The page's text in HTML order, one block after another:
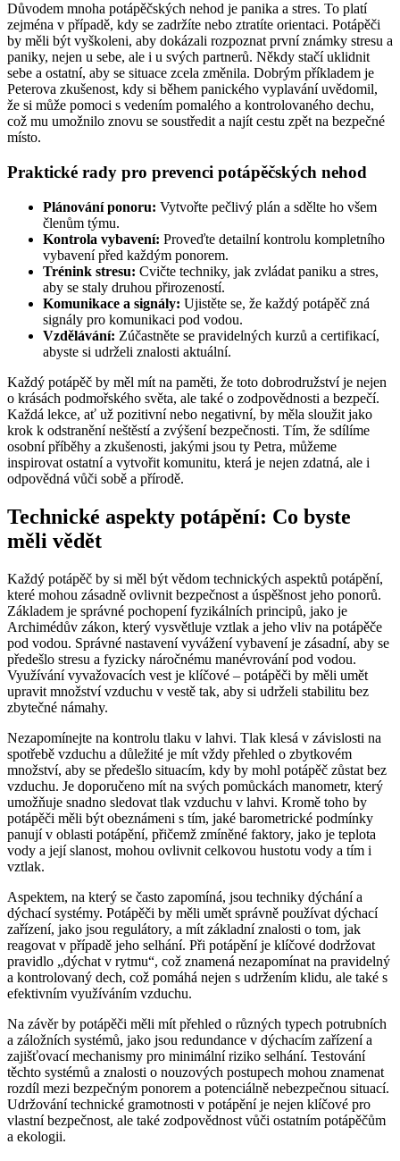
Důvodem mnoha potápěčských nehod je panika a stres. To platí
zejména v případě, kdy se zadržíte nebo ztratíte orientaci. Potápěči
by měli být vyškoleni, aby dokázali rozpoznat první známky stresu a
paniky, nejen u sebe, ale i u svých partnerů. Někdy stačí uklidnit
sebe a ostatní, aby se situace zcela změnila. Dobrým příkladem je
Peterova zkušenost, kdy si během panického vyplavání uvědomil,
že si může pomoci s vedením pomalého a kontrolovaného dechu,
což mu umožnilo znovu se soustředit a najít cestu zpět na bezpečné
místo.
Praktické rady pro prevenci potápěčských nehod
Plánování ponoru: Vytvořte pečlivý plán a sdělte ho všem
členům týmu.
Kontrola vybavení: Proveďte detailní kontrolu kompletního
vybavení před každým ponorem.
Trénink stresu: Cvičte techniky, jak zvládat paniku a stres,
aby se staly druhou přirozeností.
Komunikace a signály: Ujistěte se, že každý potápěč zná
signály pro komunikaci pod vodou.
Vzdělávání: Zúčastněte se pravidelných kurzů a certifikací,
abyste si udrželi znalosti aktuální.
Každý potápěč by měl mít na paměti, že toto dobrodružství je nejen
o krásách podmořského světa, ale také o zodpovědnosti a bezpečí.
Každá lekce, ať už pozitivní nebo negativní, by měla sloužit jako
krok k odstranění neštěstí a zvýšení bezpečnosti. Tím, že sdílíme
osobní příběhy a zkušenosti, jakými jsou ty Petra, můžeme
inspirovat ostatní a vytvořit komunitu, která je nejen zdatná, ale i
odpovědná vůči sobě a přírodě.
Technické aspekty potápění: Co byste
měli vědět
Každý potápěč by si měl být vědom technických aspektů potápění,
které mohou zásadně ovlivnit bezpečnost a úspěšnost jeho ponorů.
Základem je správné pochopení fyzikálních principů, jako je
Archimédův zákon, který vysvětluje vztlak a jeho vliv na potápěče
pod vodou. Správné nastavení vyvážení vybavení je zásadní, aby se
předešlo stresu a fyzicky náročnému manévrování pod vodou.
Využívání vyvažovacích vest je klíčové – potápěči by měli umět
upravit množství vzduchu v vestě tak, aby si udrželi stabilitu bez
zbytečné námahy.
Nezapomínejte na kontrolu tlaku v lahvi. Tlak klesá v závislosti na
spotřebě vzduchu a důležité je mít vždy přehled o zbytkovém
množství, aby se předešlo situacím, kdy by mohl potápěč zůstat bez
vzduchu. Je doporučeno mít na svých pomůckách manometr, který
umožňuje snadno sledovat tlak vzduchu v lahvi. Kromě toho by
potápěči měli být obeznámeni s tím, jaké barometrické podmínky
panují v oblasti potápění, přičemž zmíněné faktory, jako je teplota
vody a její slanost, mohou ovlivnit celkovou hustotu vody a tím i
vztlak.
Aspektem, na který se často zapomíná, jsou techniky dýchání a
dýchací systémy. Potápěči by měli umět správně používat dýchací
zařízení, jako jsou regulátory, a mít základní znalosti o tom, jak
reagovat v případě jeho selhání. Při potápění je klíčové dodržovat
pravidlo „dýchat v rytmu“, což znamená nezapomínat na pravidelný
a kontrolovaný dech, což pomáhá nejen s udržením klidu, ale také s
efektivním využíváním vzduchu.
Na závěr by potápěči měli mít přehled o různých typech potrubních
a záložních systémů, jako jsou redundance v dýchacím zařízení a
zajišťovací mechanismy pro minimální riziko selhání. Testování
těchto systémů a znalosti o nouzových postupech mohou znamenat
rozdíl mezi bezpečným ponorem a potenciálně nebezpečnou situací.
Udržování technické gramotnosti v potápění je nejen klíčové pro
vlastní bezpečnost, ale také zodpovědnost vůči ostatním potápěčům
a ekologii.